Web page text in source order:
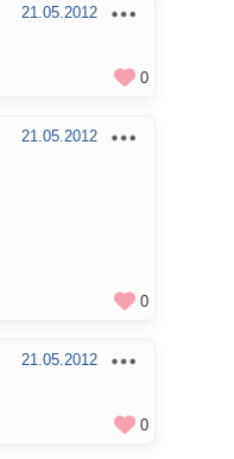
21.05.2012
0
21.05.2012
0
21.05.2012
0